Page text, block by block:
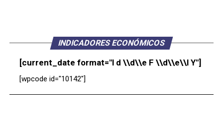
INDICADORES ECONÓMICOS
[current_date format="l d \\d\\e F \\d\\e\\l Y"]
[wpcode id="10142"]